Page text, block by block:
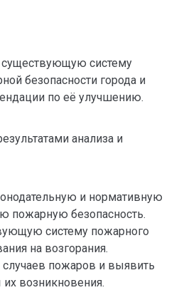
существующую систему
безопасности города и
по её улучшению.
анализа и
и нормативную
пожарную безопасность.
систему пожарного
на возгорания.
случаев пожаров и выявить
возникновения.